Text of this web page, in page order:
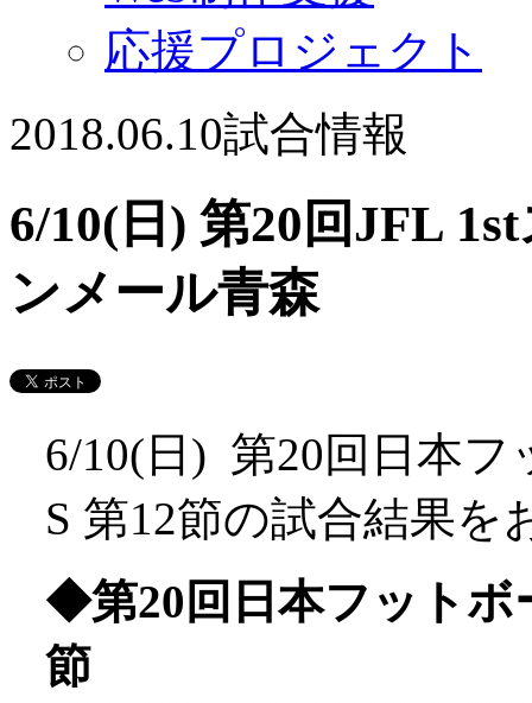
応援プロジェクト
2018.06.10試合情報
6/10(日) 第20回JFL
ンメール青森
6/10(日) 第20回日本フ
S 第12節の試合結果
◆第20回日本フット
節